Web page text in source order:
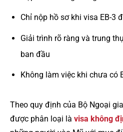
Chỉ nộp hồ sơ khi visa EB-3
Giải trình rõ ràng và trung
ban đầu
Không làm việc khi chưa có
Theo quy định của Bộ Ngoại
được phân loại là visa không